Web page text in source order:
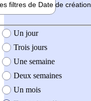
filtres de Date de création
création de l'offre
Un jour
Trois jours
Une semaine
Deux semaines
Un mois